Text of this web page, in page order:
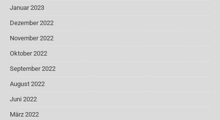
Januar 2023
Dezember 2022
November 2022
Oktober 2022
September 2022
August 2022
Juni 2022
März 2022